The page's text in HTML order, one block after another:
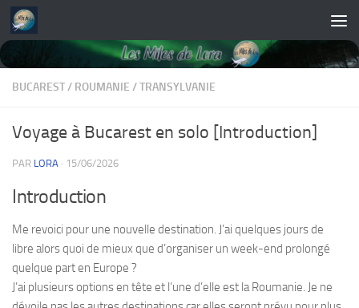
Skip to content
BUCAREST/ ROUMANIE /TRANSYLVANIE
Voyage à Bucarest en solo [Introduction]
PAR LORA · 15/06/2026
Introduction
Me revoici pour une nouvelle destination. J’ai quelques jours de
libre alors quoi de mieux que d’organiser un week-end prolongé
quelque part en Europe ?
J’ai plusieurs options en tête et l’une d’elle est la Roumanie. Je ne